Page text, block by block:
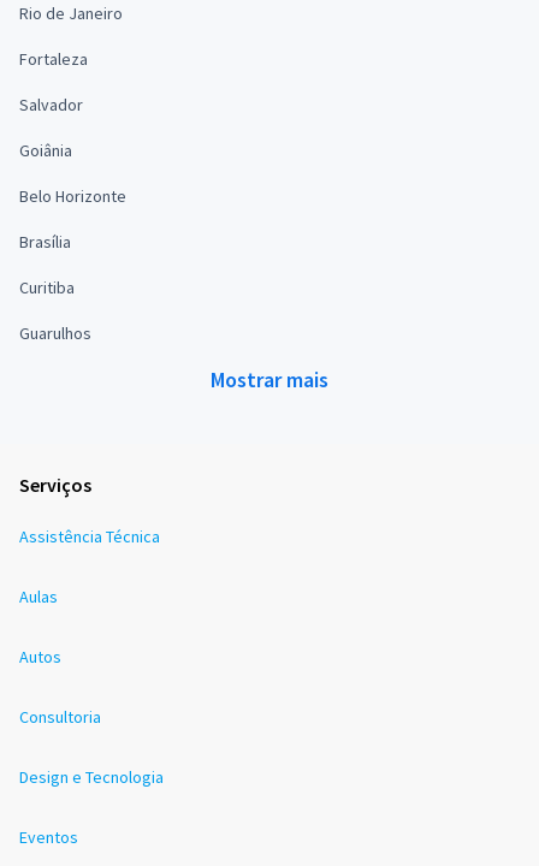
Rio de Janeiro
Fortaleza
Salvador
Goiânia
Belo Horizonte
Brasília
Curitiba
Guarulhos
Mostrar mais
Serviços
Assistência Técnica
Aulas
Autos
Consultoria
Design e Tecnologia
Eventos